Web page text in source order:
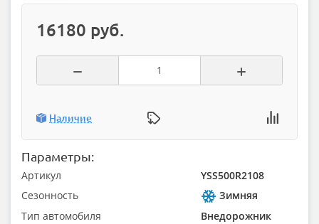
16180 руб.
Наличие
Параметры:
Артикул
YSS500R2108
Сезонность
Зимняя
Тип автомобиля
Внедорожник